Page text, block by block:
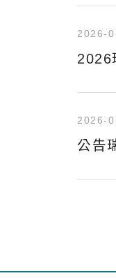
2026
2026-
公告
2026-